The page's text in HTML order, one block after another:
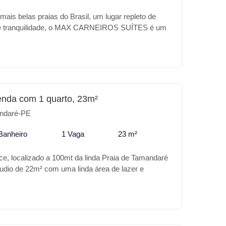
belas praias do Brasil, um lugar repleto de
tranquilidade, o MAX CARNEIROS SUÍTES é um
excelente localização a 300mt do Parque
o MAX CARNEIROS SUÍTES é o
com 1 quarto, 23m²
PE
1 Vaga 23 m²
localizado a 100mt da linda Praia de Tamandaré
de 22m² com uma linda área de lazer e
em 60 meses. Características do